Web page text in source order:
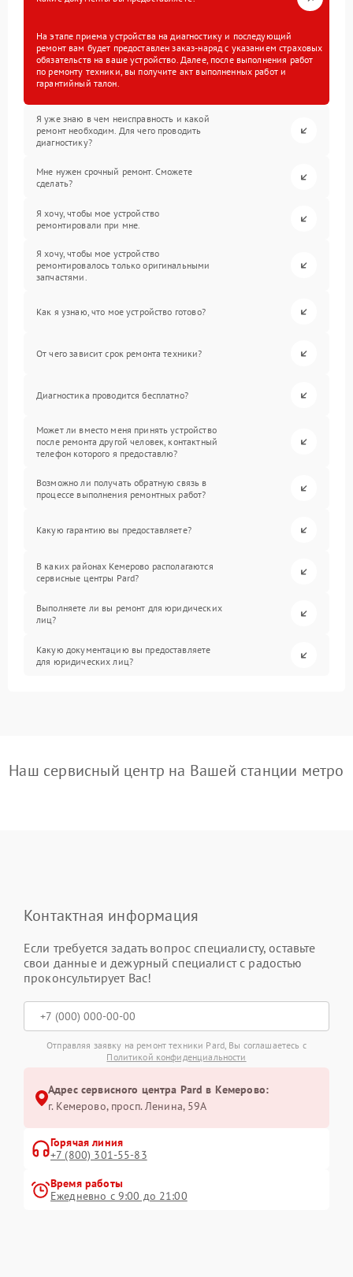
На этапе приема устройства на диагностику и последующий
ремонт вам будет предоставлен заказ-наряд с указанием страховых
обязательств на ваше устройство. Далее, после выполнения работ
по ремонту техники, вы получите акт выполненных работ и
гарантийный талон.
Я уже знаю в чем неисправность и какой
ремонт необходим. Для чего проводить
диагностику?
Мне нужен срочный ремонт. Сможете
сделать?
Я хочу, чтобы мое устройство
ремонтировали при мне.
Я хочу, чтобы мое устройство
ремонтировалось только оригинальными
запчастями.
Как я узнаю, что мое устройство готово?
От чего зависит срок ремонта техники?
Диагностика проводится бесплатно?
Может ли вместо меня принять устройство
после ремонта другой человек, контактный
телефон которого я предоставлю?
Возможно ли получать обратную связь в
процессе выполнения ремонтных работ?
Какую гарантию вы предоставляете?
В каких районах Кемерово располагаются
сервисные центры Pard?
Выполняете ли вы ремонт для юридических
лиц?
Какую документацию вы предоставляете
для юридических лиц?
Наш сервисный центр на Вашей станции метро
Контактная информация
Если требуется задать вопрос специалисту, оставьте
свои данные и дежурный специалист с радостью
проконсультирует Вас!
Отправляя заявку на ремонт техники Pard, Вы соглашаетесь с
Политикой конфиденциальности
Адрес сервисного центра Pard в Кемерово:
г. Кемерово, просп. Ленина, 59А
Горячая линия
+7 (800) 301-55-83
Время работы
Ежедневно с 9:00 до 21:00